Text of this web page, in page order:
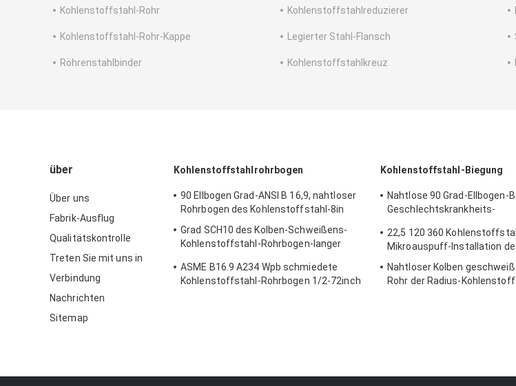
Kohlenstoffstahl-Rohr Kohlenstoffstahlreduzierer
Kohlenstoffstahl-Rohr-Kappe Legierter Stahl-Flansch
Röhrenstahlbinder Kohlenstoffstahlkreuz
über
Über uns
Fabrik-Ausflug
Qualitätskontrolle
Treten Sie mit uns in
Verbindung
Nachrichten
Sitemap
Kohlenstoffstahlrohrbogen
90 Ellbogen Grad-ANSI B 16,9, nahtloser
Rohrbogen des Kohlenstoffstahl-8in
Grad SCH10 des Kolben-Schweißens-
Kohlenstoffstahl-Rohrbogen-langer
ASME B16.9 A234 Wpb schmiedete
Kohlenstoffstahl-Rohrbogen 1/2-72inch
Kohlenstoffstahl-Biegung
Nahtlose 90 Grad-Ellbogen-
Geschlechtskrankheits-
22,5 120 360
Mikroauspuff-Installation
Nahtloser Kolben
Rohr der Radius-